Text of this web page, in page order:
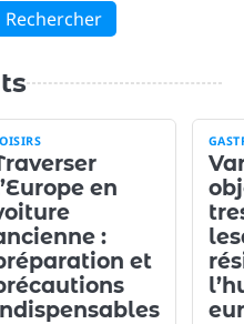
en
:
et